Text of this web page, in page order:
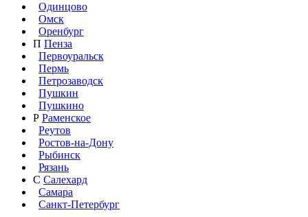
Одинцово
Омск
Оренбург
П Пенза
Первоуральск
Пермь
Петрозаводск
Пушкин
Пушкино
Р Раменское
Реутов
Ростов-на-Дону
Рыбинск
Рязань
С Салехард
Самара
Санкт-Петербург